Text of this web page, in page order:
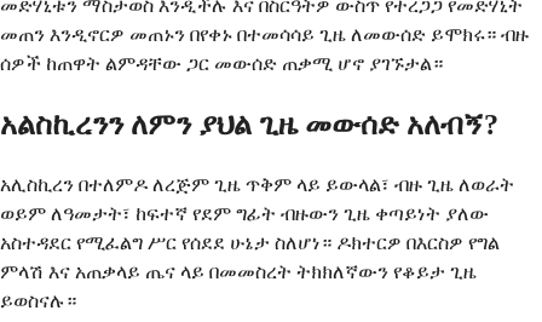
መድሃኒቱን ማስታወስ እንዲችሉ እና በስርዓትዎ ውስጥ የተረጋጋ የመድሃኒት
መጠን እንዲኖርዎ መጠኑን በየቀኑ በተመሳሳይ ጊዜ ለመውሰድ ይሞክሩ። ብዙ
ሰዎች ከጠዋት ልምዳቸው ጋር መውሰድ ጠቃሚ ሆኖ ያገኙታል።
አልስኪረንን ለምን ያህል ጊዜ መውሰድ አለብኝ?
አሊስኪረን በተለምዶ ለረጅም ጊዜ ጥቅም ላይ ይውላል፣ ብዙ ጊዜ ለወራት
ወይም ለዓመታት፣ ከፍተኛ የደም ግፊት ብዙውን ጊዜ ቀጣይነት ያለው
አስተዳደር የሚፈልግ ሥር የሰደደ ሁኔታ ስለሆነ። ዶክተርዎ በእርስዎ የግል
ምላሽ እና አጠቃላይ ጤና ላይ በመመስረት ትክክለኛውን የቆይታ ጊዜ
ይወስናሉ።